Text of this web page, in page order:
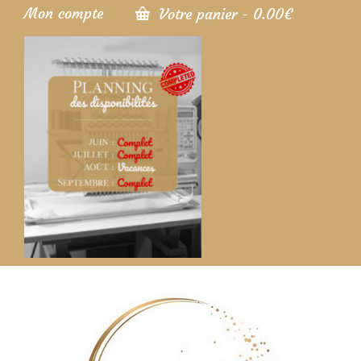
Mon compte Votre panier - 0.00€